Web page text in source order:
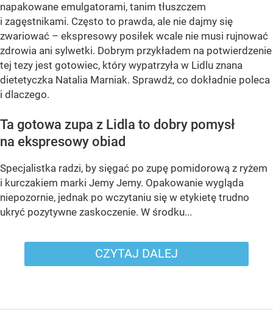
napakowane emulgatorami, tanim tłuszczem
i zagęstnikami. Często to prawda, ale nie dajmy się
zwariować – ekspresowy posiłek wcale nie musi rujnować
zdrowia ani sylwetki. Dobrym przykładem na potwierdzenie
tej tezy jest gotowiec, który wypatrzyła w Lidlu znana
dietetyczka Natalia Marniak. Sprawdź, co dokładnie poleca
i dlaczego.
Ta gotowa zupa z Lidla to dobry pomysł
na ekspresowy obiad
Specjalistka radzi, by sięgać po zupę pomidorową z ryżem
i kurczakiem marki Jemy Jemy. Opakowanie wygląda
niepozornie, jednak po wczytaniu się w etykietę trudno
ukryć pozytywne zaskoczenie. W środku...
CZYTAJ DALEJ